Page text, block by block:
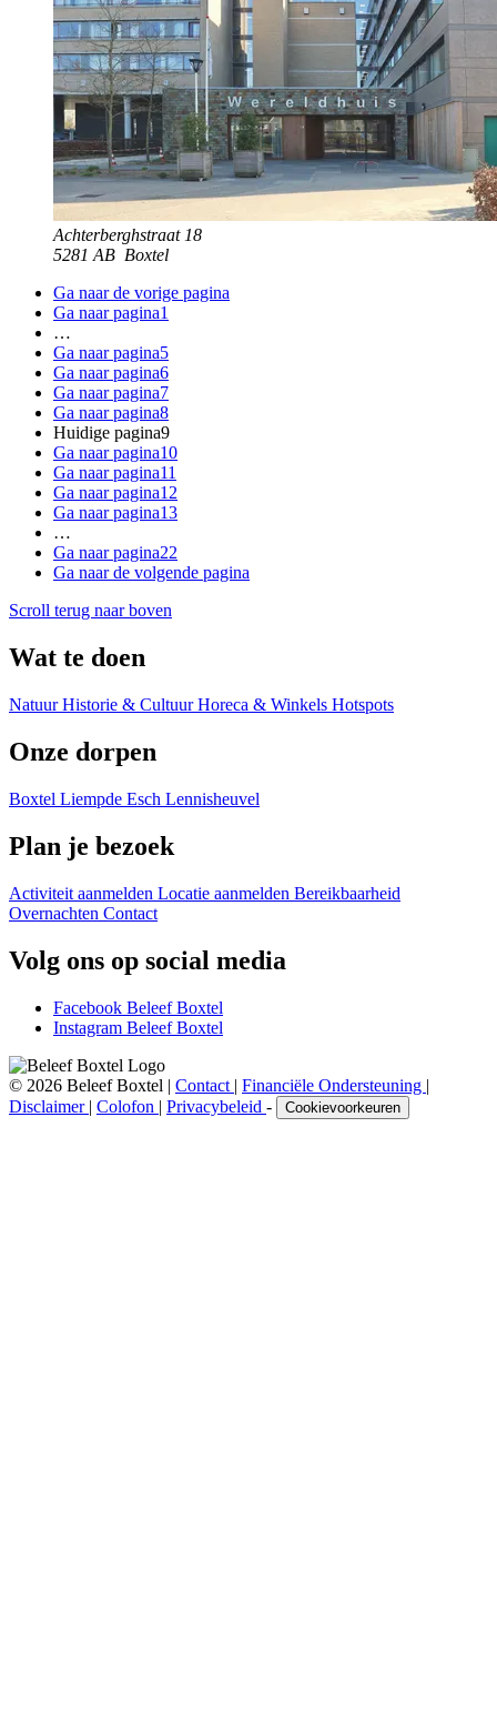
Achterberghstraat 18
5281 AB Boxtel
Ga naar de vorige pagina
Ga naar pagina1
…
Ga naar pagina5
Ga naar pagina6
Ga naar pagina7
Ga naar pagina8
Huidige pagina9
Ga naar pagina10
Ga naar pagina11
Ga naar pagina12
Ga naar pagina13
…
Ga naar pagina22
Ga naar de volgende pagina
Scroll terug naar boven
Wat te doen
NatuurHistorie & CultuurHoreca & Winkels Hotspots
Onze dorpen
Boxtel Liempde Esch Lennisheuvel
Plan je bezoek
Activiteit aanmelden Locatie aanmelden Bereikbaarheid
Overnachten Contact
Volg ons op social media
Facebook Beleef Boxtel
Instagram Beleef Boxtel
© 2026 Beleef Boxtel | Contact | Financiële Ondersteuning |
Disclaimer | Colofon | Privacybeleid - Cookievoorkeuren